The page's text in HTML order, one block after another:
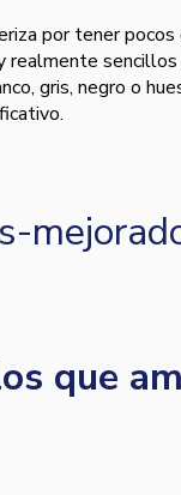
por tener
realmente
gris, negro o
que